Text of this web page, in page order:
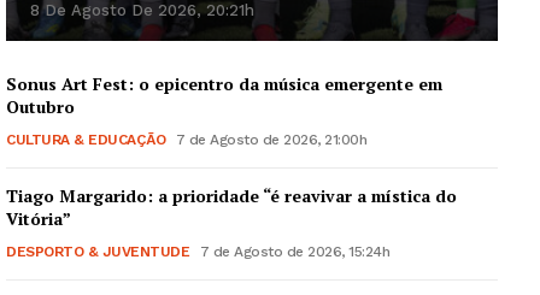
8 De Agosto De 2026, 20:21h
Sonus Art Fest: o epicentro da música emergente em
Outubro
CULTURA & EDUCAÇÃO 7 de Agosto de 2026, 21:00h
Tiago Margarido: a prioridade “é reavivar a mística do
Vitória”
DESPORTO & JUVENTUDE 7 de Agosto de 2026, 15:24h